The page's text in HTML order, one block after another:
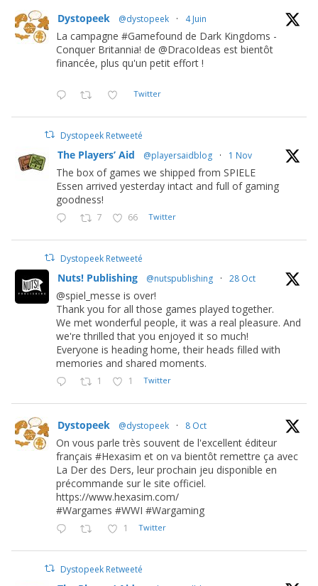
Dystopeek @dystopeek · 4 Juin
La campagne #Gamefound de Dark Kingdoms -
Conquer Britannia! de @DracoIdeas est bientôt
financée, plus qu'un petit effort !
Twitter
Dystopeek Retweeté
The Players’ Aid @playersaidblog · 1 Nov
The box of games we shipped from SPIELE
Essen arrived yesterday intact and full of gaming
goodness!
7 66 Twitter
Dystopeek Retweeté
Nuts! Publishing @nutspublishing · 28 Oct
@spiel_messe is over!
Thank you for all those games played together.
We met wonderful people, it was a real pleasure. And
we're thrilled that you enjoyed it so much!
Everyone is heading home, their heads filled with
memories and shared moments.
1 1 Twitter
Dystopeek @dystopeek · 8 Oct
On vous parle très souvent de l'excellent éditeur
français #Hexasim et on va bientôt remettre ça avec
La Der des Ders, leur prochain jeu disponible en
précommande sur le site officiel.
https://www.hexasim.com/
#Wargames #WWI #Wargaming
1 Twitter
Dystopeek Retweeté